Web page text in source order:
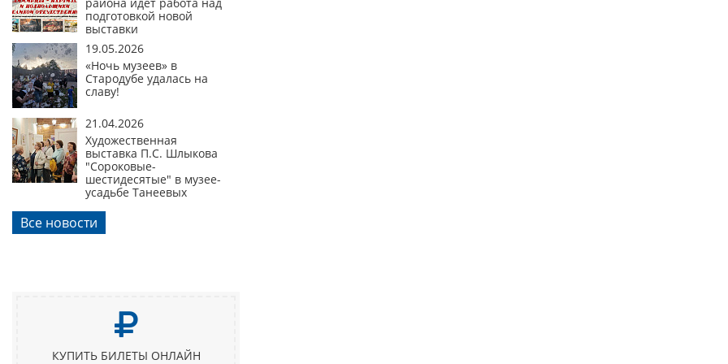
подготовкой новой
выставки
19.05.2026
«Ночь музеев» в
Стародубе удалась на
славу!
21.04.2026
Художественная
выставка П.С. Шлыкова
"Сороковые-
шестидесятые" в музее-
усадьбе Танеевых
Все новости
КУПИТЬ БИЛЕТЫ ОНЛАЙН